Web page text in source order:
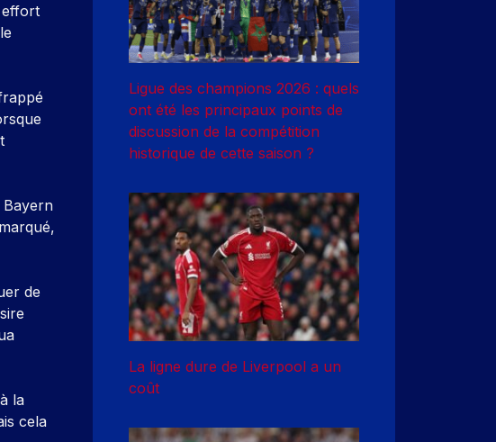
effort
Bayern
de
la
cela
Ligue des champions 2026 : quels
ont été les principaux points de
discussion de la compétition
historique de cette saison ?
La ligne dure de Liverpool a un
coût